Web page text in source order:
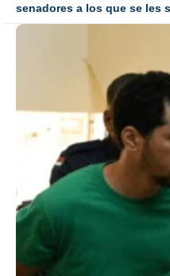
senadores a los que se les